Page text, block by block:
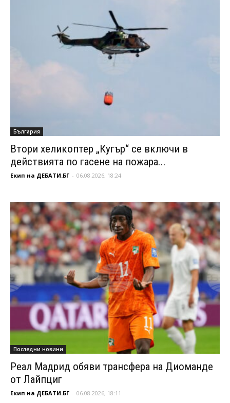
България
Втори хеликоптер „Кугър“ се включи в
действията по гасене на пожара...
Екип на ДЕБАТИ.БГ - 06.08.2026, 18:24
Последни новини
Реал Мадрид обяви трансфера на Диоманде
от Лайпциг
Екип на ДЕБАТИ.БГ - 06.08.2026, 18:11